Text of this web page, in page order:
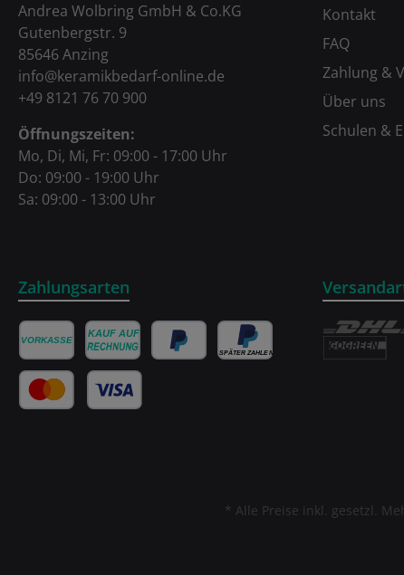
Kontakt
FAQ
Zahlung &
Über uns
Schulen &
Andrea Wolbring GmbH & Co.KG
Gutenbergstr. 9
85646 Anzing
info@keramikbedarf-online.de
+49 8121 76 70 900
Öffnungszeiten:
Mo, Di, Mi, Fr: 09:00 - 17:00 Uhr
Do: 09:00 - 19:00 Uhr
Sa: 09:00 - 13:00 Uhr
Zahlungsarten
* Alle Preise inkl. gesetzl.